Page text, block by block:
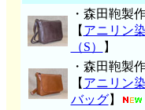
・森田鞄製
【 アニリン
（S）
】
・森田鞄製
【 アニリン
バッグ】